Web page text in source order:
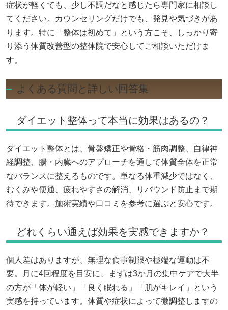
症状が軽くても、少し不調だなと感じたら専門家に相談し
てください。カウンセリングだけでも、発見や気づきがあ
ります。特に「整体は初めて」という方こそ、しっかり寄
り添う体質改善型の整体院で安心してご相談いただけま
す。
よくある質問と詳しい回答集
ダイエット整体って本当に効果はあるの？
ダイエット整体とは、骨盤矯正や骨格・筋肉調整、自律神
経調整、腸・内臓へのアプローチを通して体質全体を正常
なバランスに整えるものです。単なる体重減少ではなく、
むくみや便通、疲れやすさの解消、リバウンド防止まで期
待できます。施術実績や口コミを参考に選ぶと安心です。
どれくらい通えば効果を実感できますか？
個人差はありますが、無理な食事制限や極端な運動は不
要。月に4回程度を目安に、まずは3か月の集中ケアで大半
の方が「体が軽い」「良く眠れる」「肌がキレイ」という
実感を持っています。体質や症状によって微調整しますの